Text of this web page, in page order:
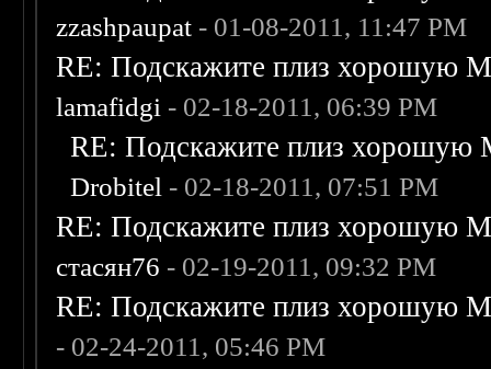
zzashpaupat - 01-08-2011, 11:47 PM
RE: Подскажите плиз хорошую
lamafidgi - 02-18-2011, 06:39 PM
RE: Подскажите плиз хорошую
Drobitel - 02-18-2011, 07:51 PM
RE: Подскажите плиз хорошую
стасян76 - 02-19-2011, 09:32 PM
RE: Подскажите плиз хорошую
- 02-24-2011, 05:46 PM